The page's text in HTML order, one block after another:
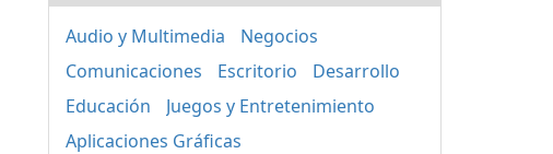
Audio y Multimedia
Negocios
Comunicaciones
Escritorio
Desarrollo
Educación
Juegos y Entretenimiento
Aplicaciones Gráficas